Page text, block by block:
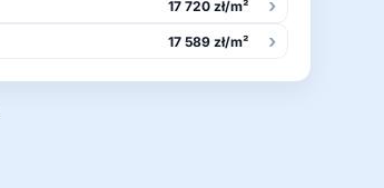
17 720 zł/m² ›
17 589 zł/m² ›